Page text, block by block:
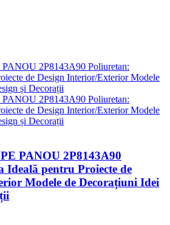
PANOU 2P8143A90
Ideală pentru Proiecte de
Modele de Decorațiuni Idei